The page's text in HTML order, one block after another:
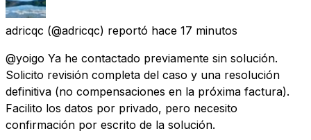
adricqc (@adricqc) reportó hace 17 minutos
@yoigo Ya he contactado previamente sin solución.
Solicito revisión completa del caso y una resolución
definitiva (no compensaciones en la próxima factura).
Facilito los datos por privado, pero necesito
confirmación por escrito de la solución.